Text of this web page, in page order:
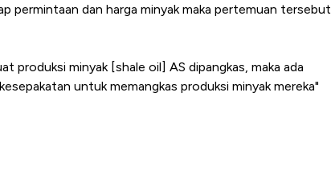
permintaan dan harga minyak maka pertemuan tersebut
produksi minyak [shale oil] AS dipangkas, maka ada
untuk memangkas produksi minyak mereka"